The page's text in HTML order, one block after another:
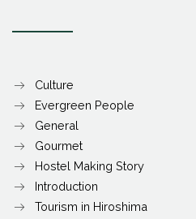
Culture
Evergreen People
General
Gourmet
Hostel Making Story
Introduction
Tourism in Hiroshima